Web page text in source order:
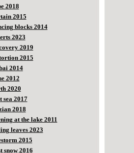
2018
2015
blocks 2014
2023
2019
2015
2014
2012
2020
sea 2017
2018
at the lake 2011
leaves 2023
2015
snow 2016